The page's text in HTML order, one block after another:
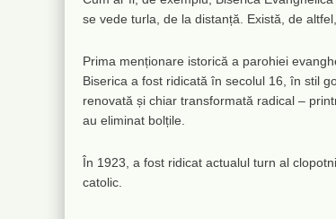
se vede turla, de la distanță. Există, de
Prima menționare istorică a parohiei
Biserica a fost ridicată în secolul 16, în stil
renovată și chiar transformată radical –
au eliminat bolțile.
În 1923, a fost ridicat actualul turn al
catolic.